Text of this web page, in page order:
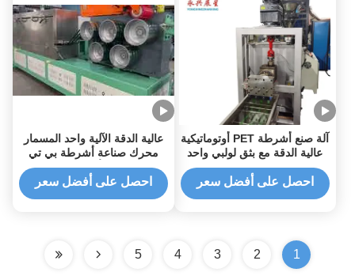
آلة صنع أشرطة PET أوتوماتيكية
عالية الدقة مع بثق لولبي واحد
لإنتاج حزام التعبئة PET
احصل على أفضل سعر
عالية الدقة الآلية واحد المسمار
محرك صناعة أشرطة بي تي
وخط إنتاج أشرطة بي تي
احصل على أفضل سعر
1
2
3
4
5